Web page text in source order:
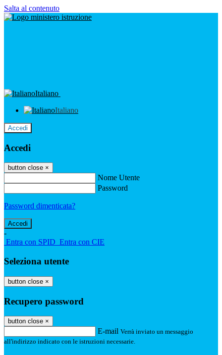
Salta al contenuto
Italiano
Italiano
Accedi
Accedi
button close ×
Nome Utente
Password
Password dimenticata?
-
Entra con SPID Entra con CIE
Seleziona utente
button close ×
Recupero password
button close ×
E-mail Verrà inviato un messaggio
all'indirizzo indicato con le istruzioni necessarie.